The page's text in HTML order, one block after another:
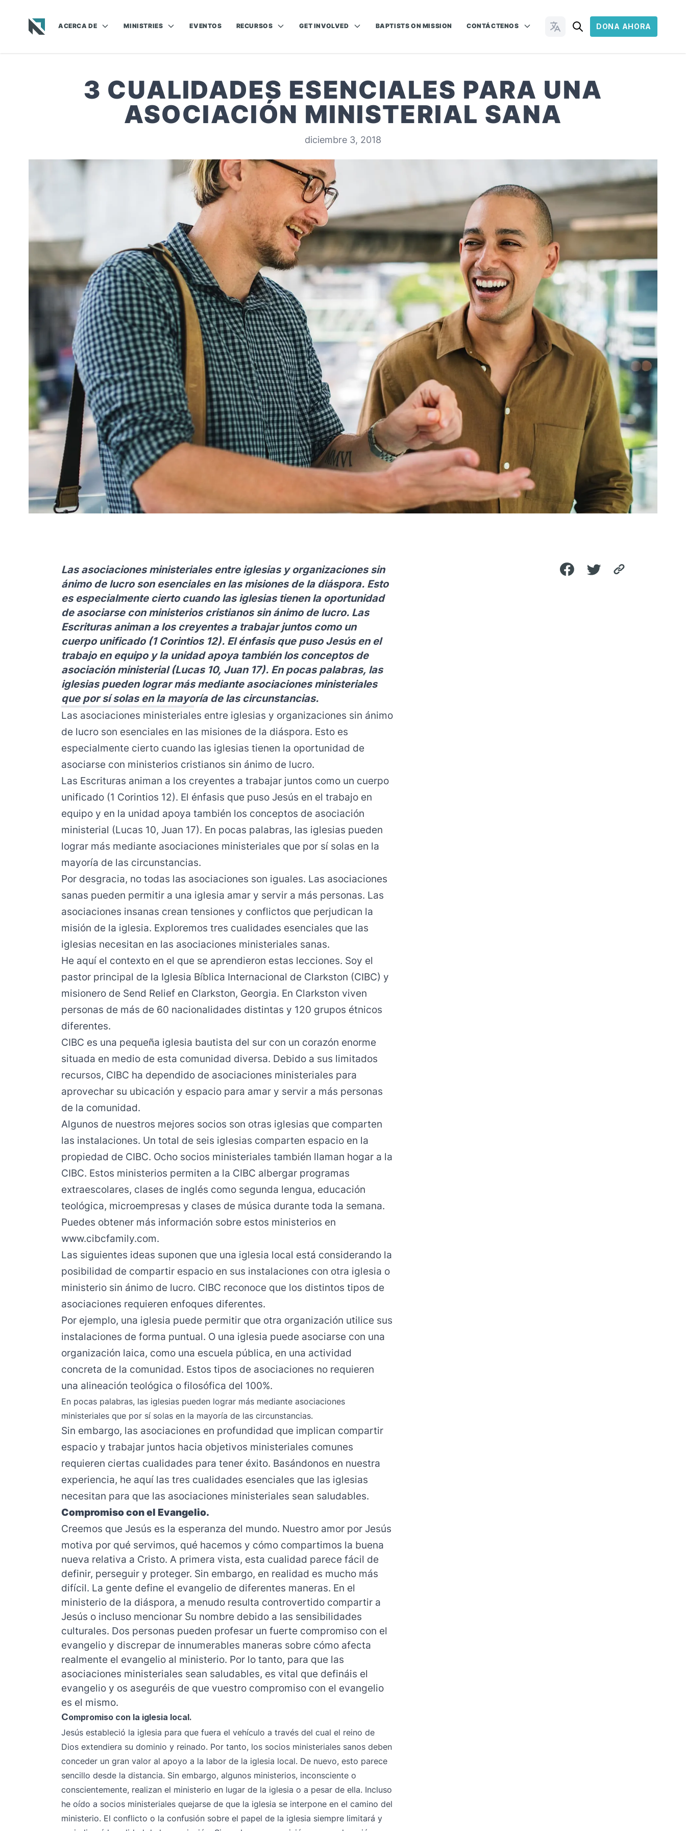
ACERCA DE MINISTRIES EVENTOS RECURSOS GET INVOLVED BAPTISTS ON MISSION CONTÁCTENOS Cambiar idiomaDONA AHORA
3 CUALIDADES ESENCIALES PARA UNA
ASOCIACIÓN MINISTERIAL SANA
diciembre 3, 2018
Las asociaciones ministeriales entre iglesias y organizaciones sin
ánimo de lucro son esenciales en las misiones de la diáspora. Esto
es especialmente cierto cuando las iglesias tienen la oportunidad
de asociarse con ministerios cristianos sin ánimo de lucro. Las
Escrituras animan a los creyentes a trabajar juntos como un
cuerpo unificado (1 Corintios 12). El énfasis que puso Jesús en el
trabajo en equipo y la unidad apoya también los conceptos de
asociación ministerial (Lucas 10, Juan 17). En pocas palabras, las
iglesias pueden lograr más mediante asociaciones ministeriales
que por sí solas en la mayoría de las circunstancias.
Las asociaciones ministeriales entre iglesias y organizaciones sin ánimo
de lucro son esenciales en las misiones de la diáspora. Esto es
especialmente cierto cuando las iglesias tienen la oportunidad de
asociarse con ministerios cristianos sin ánimo de lucro.
Las Escrituras animan a los creyentes a trabajar juntos como un cuerpo
unificado (1 Corintios 12). El énfasis que puso Jesús en el trabajo en
equipo y en la unidad apoya también los conceptos de asociación
ministerial (Lucas 10, Juan 17). En pocas palabras, las iglesias pueden
lograr más mediante asociaciones ministeriales que por sí solas en la
mayoría de las circunstancias.
Por desgracia, no todas las asociaciones son iguales. Las asociaciones
sanas pueden permitir a una iglesia amar y servir a más personas. Las
asociaciones insanas crean tensiones y conflictos que perjudican la
misión de la iglesia. Exploremos tres cualidades esenciales que las
iglesias necesitan en las asociaciones ministeriales sanas.
He aquí el contexto en el que se aprendieron estas lecciones. Soy el
pastor principal de la Iglesia Bíblica Internacional de Clarkston (CIBC) y
misionero de Send Relief en Clarkston, Georgia. En Clarkston viven
personas de más de 60 nacionalidades distintas y 120 grupos étnicos
diferentes.
CIBC es una pequeña iglesia bautista del sur con un corazón enorme
situada en medio de esta comunidad diversa. Debido a sus limitados
recursos, CIBC ha dependido de asociaciones ministeriales para
aprovechar su ubicación y espacio para amar y servir a más personas
de la comunidad.
Algunos de nuestros mejores socios son otras iglesias que comparten
las instalaciones. Un total de seis iglesias comparten espacio en la
propiedad de CIBC. Ocho socios ministeriales también llaman hogar a la
CIBC. Estos ministerios permiten a la CIBC albergar programas
extraescolares, clases de inglés como segunda lengua, educación
teológica, microempresas y clases de música durante toda la semana.
Puedes obtener más información sobre estos ministerios en
www.cibcfamily.com.
Las siguientes ideas suponen que una iglesia local está considerando la
posibilidad de compartir espacio en sus instalaciones con otra iglesia o
ministerio sin ánimo de lucro. CIBC reconoce que los distintos tipos de
asociaciones requieren enfoques diferentes.
Por ejemplo, una iglesia puede permitir que otra organización utilice sus
instalaciones de forma puntual. O una iglesia puede asociarse con una
organización laica, como una escuela pública, en una actividad
concreta de la comunidad. Estos tipos de asociaciones no requieren
una alineación teológica o filosófica del 100%.
En pocas palabras, las iglesias pueden lograr más mediante asociaciones
ministeriales que por sí solas en la mayoría de las circunstancias.
Sin embargo, las asociaciones en profundidad que implican compartir
espacio y trabajar juntos hacia objetivos ministeriales comunes
requieren ciertas cualidades para tener éxito. Basándonos en nuestra
experiencia, he aquí las tres cualidades esenciales que las iglesias
necesitan para que las asociaciones ministeriales sean saludables.
Compromiso con el Evangelio.
Creemos que Jesús es la esperanza del mundo. Nuestro amor por Jesús
motiva por qué servimos, qué hacemos y cómo compartimos la buena
nueva relativa a Cristo. A primera vista, esta cualidad parece fácil de
definir, perseguir y proteger. Sin embargo, en realidad es mucho más
difícil. La gente define el evangelio de diferentes maneras. En el
ministerio de la diáspora, a menudo resulta controvertido compartir a
Jesús o incluso mencionar Su nombre debido a las sensibilidades
culturales. Dos personas pueden profesar un fuerte compromiso con el
evangelio y discrepar de innumerables maneras sobre cómo afecta
realmente el evangelio al ministerio. Por lo tanto, para que las
asociaciones ministeriales sean saludables, es vital que defináis el
evangelio y os aseguréis de que vuestro compromiso con el evangelio
es el mismo.
Compromiso con la iglesia local.
Jesús estableció la iglesia para que fuera el vehículo a través del cual el reino de
Dios extendiera su dominio y reinado. Por tanto, los socios ministeriales sanos deben
conceder un gran valor al apoyo a la labor de la iglesia local. De nuevo, esto parece
sencillo desde la distancia. Sin embargo, algunos ministerios, inconsciente o
conscientemente, realizan el ministerio en lugar de la iglesia o a pesar de ella. Incluso
he oído a socios ministeriales quejarse de que la iglesia se interpone en el camino del
ministerio. El conflicto o la confusión sobre el papel de la iglesia siempre limitará y